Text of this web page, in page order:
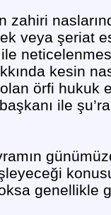
zahiri
veya şeriat
kesin
örfi hukuk
ile
genellikle